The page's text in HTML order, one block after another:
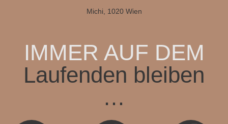
Michi, 1020 Wien
IMMER AUF DEM
Laufenden bleiben
…